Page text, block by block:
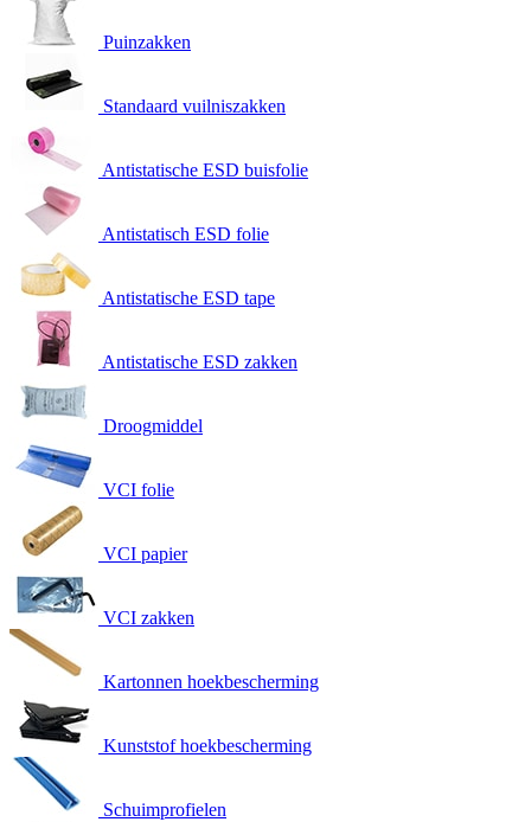
Puinzakken
Standaard vuilniszakken
Antistatische ESD buisfolie
Antistatisch ESD folie
Antistatische ESD tape
Antistatische ESD zakken
Droogmiddel
VCI folie
VCI papier
VCI zakken
Kartonnen hoekbescherming
Kunststof hoekbescherming
Schuimprofielen